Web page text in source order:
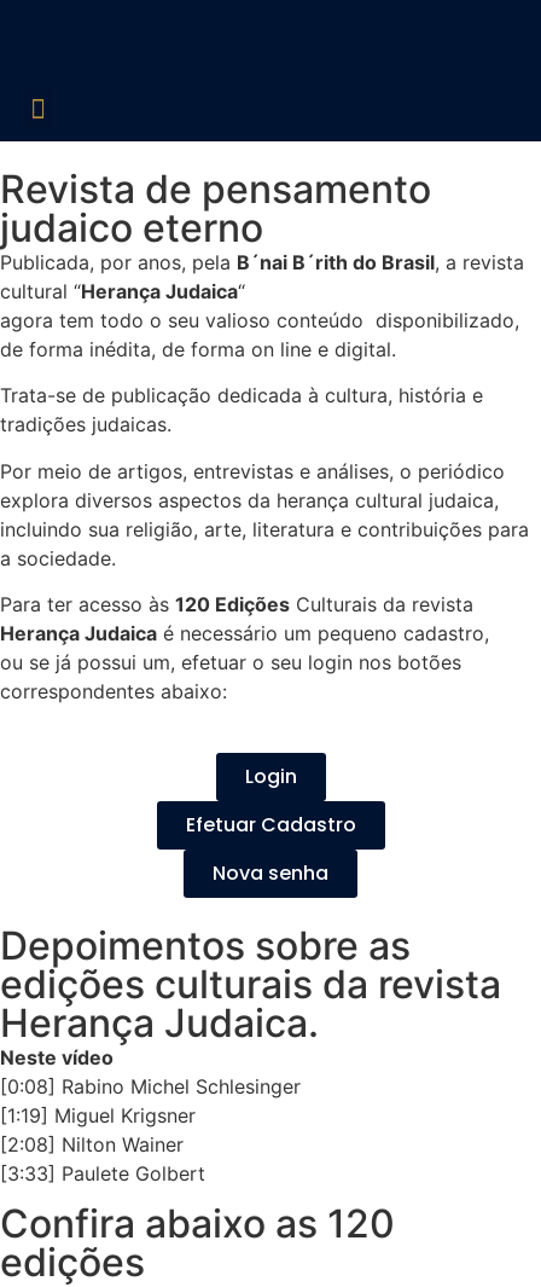
Revista de pensamento
judaico eterno
Publicada, por anos, pela B´nai B´rith do Brasil, a revista
cultural “Herança Judaica“
agora tem todo o seu valioso conteúdo disponibilizado,
de forma inédita, de forma on line e digital.
Trata-se de publicação dedicada à cultura, história e
tradições judaicas.
Por meio de artigos, entrevistas e análises, o periódico
explora diversos aspectos da herança cultural judaica,
incluindo sua religião, arte, literatura e contribuições para
a sociedade.
Para ter acesso às 120 Edições Culturais da revista
Herança Judaica é necessário um pequeno cadastro,
ou se já possui um, efetuar o seu login nos botões
correspondentes abaixo:
Login
Efetuar Cadastro
Nova senha
Depoimentos sobre as
edições culturais da revista
Herança Judaica.
Neste vídeo
[0:08] Rabino Michel Schlesinger
[1:19] Miguel Krigsner
[2:08] Nilton Wainer
[3:33] Paulete Golbert
Confira abaixo as 120
edições